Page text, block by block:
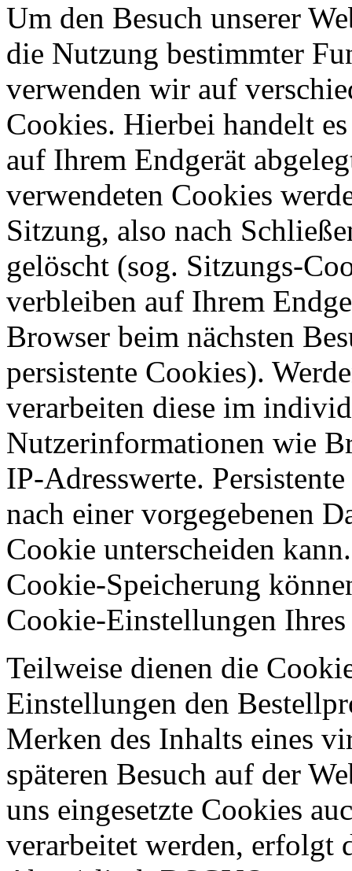
Um den Besuch unserer
die Nutzung bestimmter
verwenden wir auf
Cookies. Hierbei handelt
auf Ihrem Endgerät
verwendeten Cookies
Sitzung, also nach
gelöscht (sog. Sitzungs-
verbleiben auf Ihrem
Browser beim nächsten
persistente Cookies).
verarbeiten diese im
Nutzerinformationen wie
IP-Adresswerte.
nach einer vorgegebenen
Cookie unterscheiden
Cookie-Speicherung
Cookie-Einstellungen
Teilweise dienen die
Einstellungen den
Merken des Inhalts eines
späteren Besuch auf der
uns eingesetzte Cookies
verarbeitet werden, erfolgt